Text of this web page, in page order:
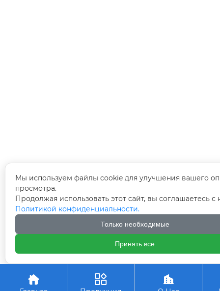
  
Мы используем файлы cookie для улучшения вашего
просмотра.
Продолжая использовать этот сайт, вы соглашаетесь
Политикой конфиденциальности.
Только необходимые
Принять все